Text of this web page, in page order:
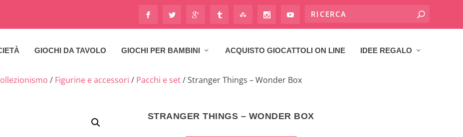
GIOCHI DA TAVOLO GIOCHI PER BAMBINI ACQUISTO GIOCATTOLI ON LINE IDEE REGALO
/ Figurine e accessori / Pacchi e set/ Stranger Things – Wonder Box
STRANGER THINGS – WONDER BOX